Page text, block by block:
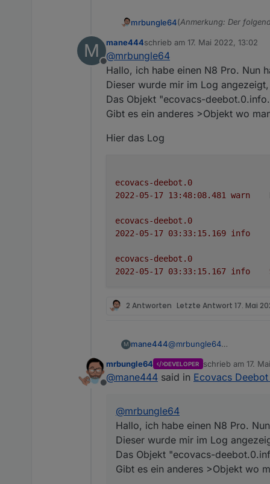
Ideen-Sammlung
mrbungle64(Anmerkung: Der
Hallo zusammen,
ich möchte hier über
und natürlich auch
umsetzen könnt, was
berücksichtigen ;) ).
Stable
Alpha
Bekannte (größere)
Das betrifft
ältere
Die Generierung
Weitere Informationen:
Informationen und
Datenpunkte
Möglichkeit für
Nützliche Links:
Deebot
Ideen-Sammlung
M
Offline
mane444schrieb am 17. Mai 2022, 13:02
zuletzt editiert von
@mrbungle64
Hallo, ich habe einen N8 Pro. Nun
Dieser wurde mir im Log
Das Objekt "ecovacs-
Gibt es ein anderes >Objekt wo
Hier das Log
ecovacs-deebot.0
warn
ecovacs-deebot.0
info
ecovacs-deebot.0
info
2 Antworten Letzte Antwort 17. Mai
M mane444@mrbungle64
wurde mir im Log
Das Objekt "ecovacs-
Hier das Log
2022-05-17
ecovacs-deebot.0
2022-05-17
ecovacs-deebot.0
Offline
mrbungle64 DEVELOPER schrieb am 17.
zuletzt editiert von
@mane444 said in Ecovacs
@mrbungle64
Hallo, ich habe einen N8 Pro.
Dieser wurde mir im Log
Das Objekt "ecovacs-
Gibt es ein anderes >Objekt wo